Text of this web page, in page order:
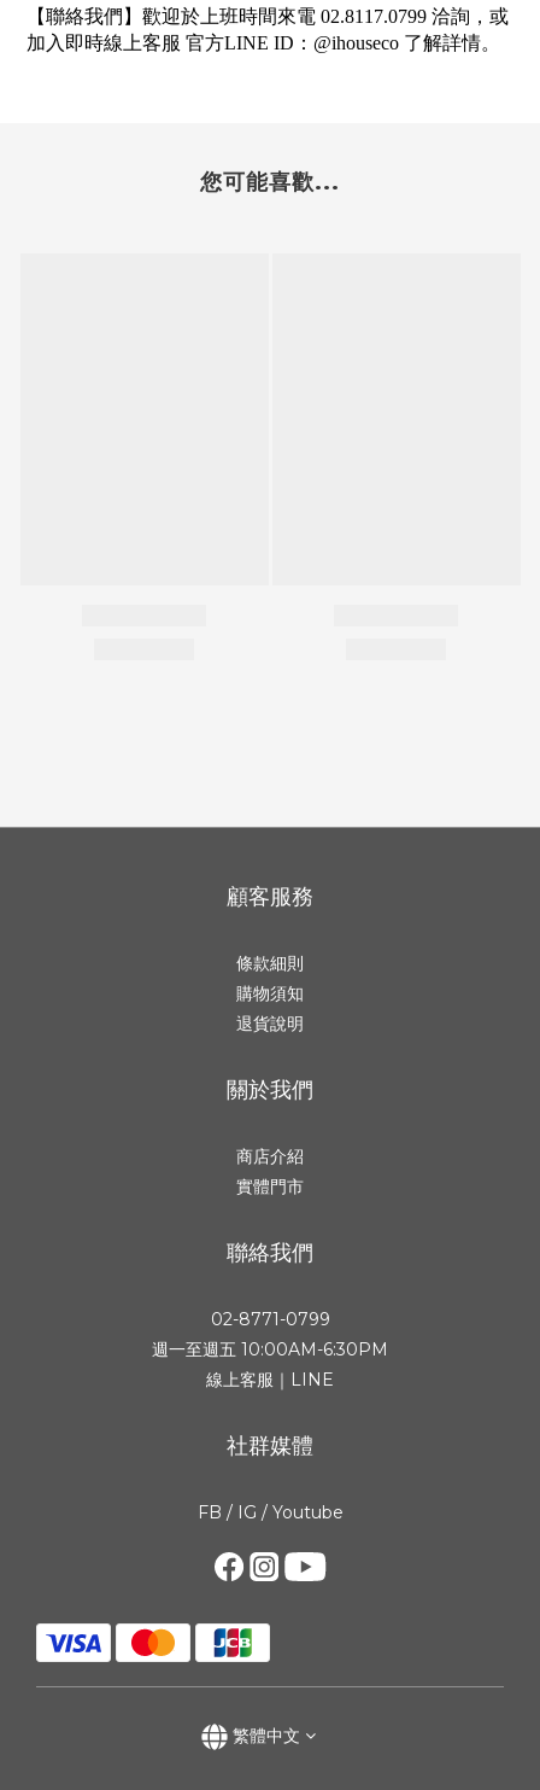
【聯絡我們】歡迎於上班時間來電 02.8117.0799 洽詢，或
加入即時線上客服 官方LINE ID：@ihouseco 了解詳情。
您可能喜歡...
顧客服務
條款細則
購物須知
退貨說明
關於我們
商店介紹
實體門市
聯絡我們
02-8771-0799
週一至週五 10:00AM-6:30PM
線上客服｜LINE
社群媒體
FB /IG / Youtube
繁體中文